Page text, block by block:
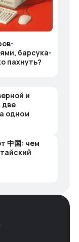
барсука-
пахнуть?
и
две
одном
中国: чем